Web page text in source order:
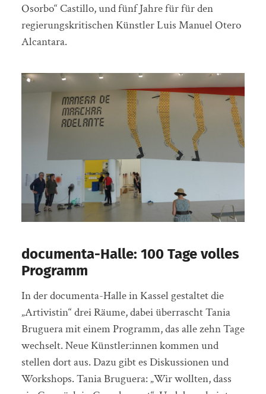
Osorbo“ Castillo, und fünf Jahre für für den
regierungskritischen Künstler Luis Manuel Otero
Alcantara.
documenta-Halle: 100 Tage volles
Programm
In der documenta-Halle in Kassel gestaltet die
„Artivistin“ drei Räume, dabei überrascht Tania
Bruguera mit einem Programm, das alle zehn Tage
wechselt. Neue Künstler:innen kommen und
stellen dort aus. Dazu gibt es Diskussionen und
Workshops. Tania Bruguera: „Wir wollten, dass